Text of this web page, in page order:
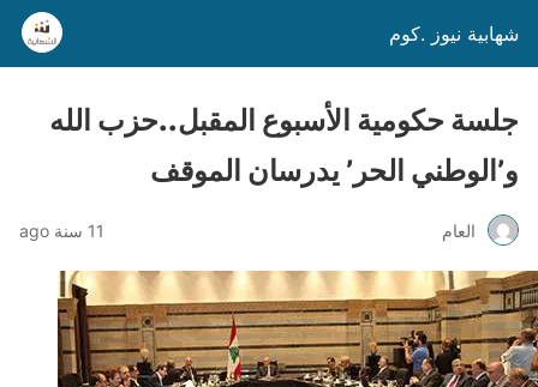
شهابية نيوز .كوم
جلسة حكومية الأسبوع المقبل..حزب الله
و’الوطني الحر’ يدرسان الموقف
العام 11 سنة ago